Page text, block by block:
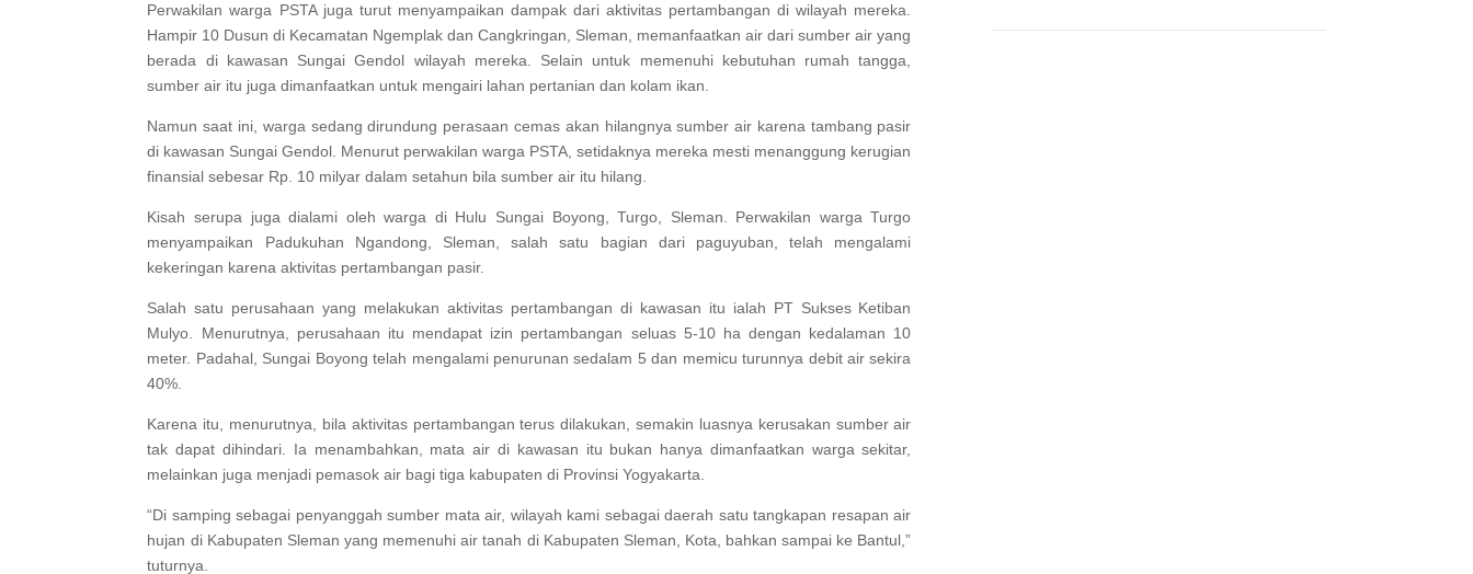
Perwakilan warga PSTA juga turut menyampaikan dampak dari aktivitas pertambangan di wilayah mereka.
Hampir 10 Dusun di Kecamatan Ngemplak dan Cangkringan, Sleman, memanfaatkan air dari sumber air yang
berada di kawasan Sungai Gendol wilayah mereka. Selain untuk memenuhi kebutuhan rumah tangga,
sumber air itu juga dimanfaatkan untuk mengairi lahan pertanian dan kolam ikan.
Namun saat ini, warga sedang dirundung perasaan cemas akan hilangnya sumber air karena tambang pasir
di kawasan Sungai Gendol. Menurut perwakilan warga PSTA, setidaknya mereka mesti menanggung kerugian
finansial sebesar Rp. 10 milyar dalam setahun bila sumber air itu hilang.
Kisah serupa juga dialami oleh warga di Hulu Sungai Boyong, Turgo, Sleman. Perwakilan warga Turgo
menyampaikan Padukuhan Ngandong, Sleman, salah satu bagian dari paguyuban, telah mengalami
kekeringan karena aktivitas pertambangan pasir.
Salah satu perusahaan yang melakukan aktivitas pertambangan di kawasan itu ialah PT Sukses Ketiban
Mulyo. Menurutnya, perusahaan itu mendapat izin pertambangan seluas 5-10 ha dengan kedalaman 10
meter. Padahal, Sungai Boyong telah mengalami penurunan sedalam 5 dan memicu turunnya debit air sekira
40%.
Karena itu, menurutnya, bila aktivitas pertambangan terus dilakukan, semakin luasnya kerusakan sumber air
tak dapat dihindari. Ia menambahkan, mata air di kawasan itu bukan hanya dimanfaatkan warga sekitar,
melainkan juga menjadi pemasok air bagi tiga kabupaten di Provinsi Yogyakarta.
“Di samping sebagai penyanggah sumber mata air, wilayah kami sebagai daerah satu tangkapan resapan air
hujan di Kabupaten Sleman yang memenuhi air tanah di Kabupaten Sleman, Kota, bahkan sampai ke Bantul,”
tuturnya.